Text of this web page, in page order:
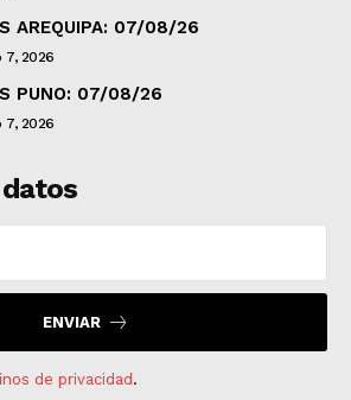
AREQUIPA: 07/08/26
7, 2026
PUNO: 07/08/26
7, 2026
ENVIAR
de privacidad.